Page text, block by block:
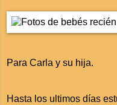
Para Carla y su hija.
Hasta los ultimos días